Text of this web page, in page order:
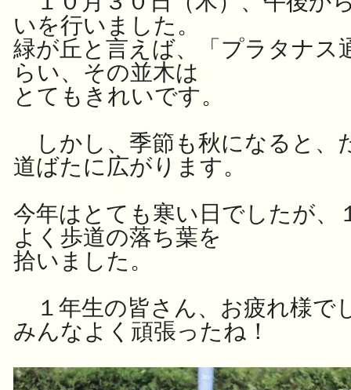
いを行いました。
緑が丘と言えば、「プラタナス
らい、その並木は
とてもきれいです。
しかし、季節も秋になると、
道ばたに広がります。
今年はとても寒い日でしたが、
よく歩道の落ち葉を
拾いました。
１年生の皆さん、お疲れ様で
みんなよく頑張ったね！